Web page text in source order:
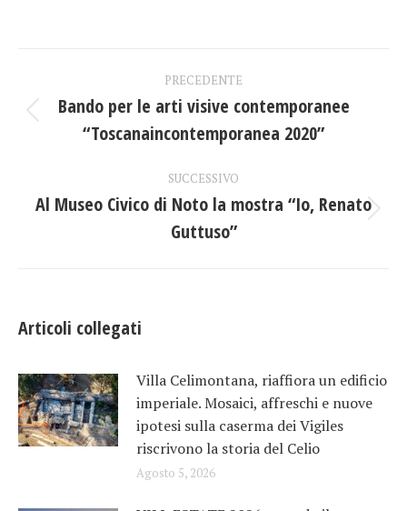
tra
post
PRECEDENTE
Post
precedente:
Bando per le arti visive contemporanee
“Toscanaincontemporanea 2020”
SUCCESSIVO
Prossimo
post:
Al Museo Civico di Noto la mostra “Io, Renato
Guttuso”
Articoli collegati
Villa Celimontana, riaffiora un edificio
imperiale. Mosaici, affreschi e nuove
ipotesi sulla caserma dei Vigiles
riscrivono la storia del Celio
Agosto 5, 2026